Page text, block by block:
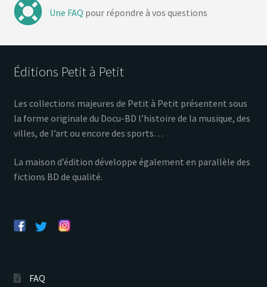
Une FAQ pour répondre à vos questions
Éditions Petit à Petit
Les collections majeures de Petit à Petit présentent sous
la forme originale du Docu-BD l’histoire de la musique, des
villes, de l’art ou encore des sports…
La maison d’édition développe également en parallèle des
fictions BD de qualité.
FAQ